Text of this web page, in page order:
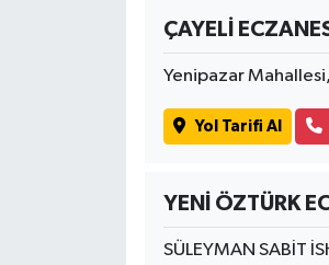
ÇAYELİ
Yenipazar
Yol Tarifi Al
YENİ ÖZTÜRK
SÜLEYMAN SABİT